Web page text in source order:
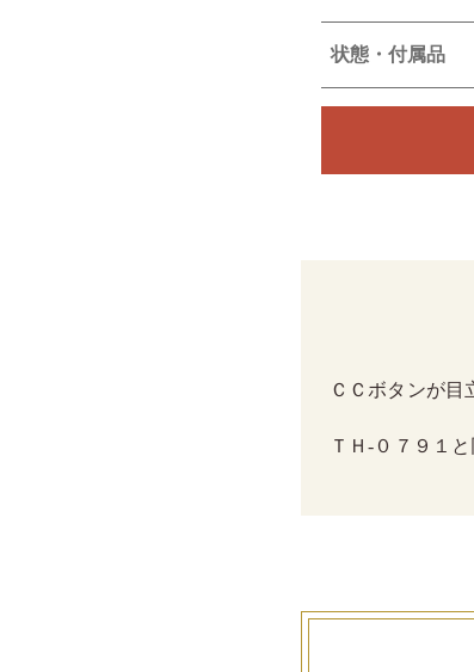
状態・付属品
ＣＣボタンが
ＴＨ-０７９１